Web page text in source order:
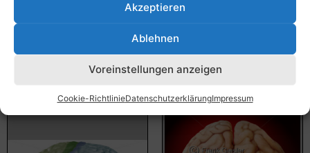
Akzeptieren
Ablehnen
Voreinstellungen anzeigen
Cookie-RichtlinieDatenschutzerklärungImpressum
Bildnummer: 4199
Ausführung wählen Ausführung wählen